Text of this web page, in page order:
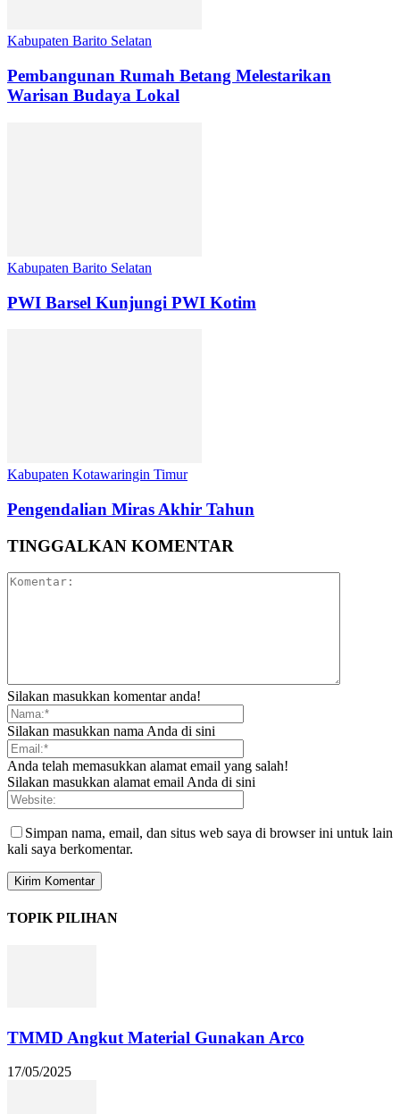
Kabupaten Barito Selatan
Pembangunan Rumah Betang Melestarikan
Warisan Budaya Lokal
Kabupaten Barito Selatan
PWI Barsel Kunjungi PWI Kotim
Kabupaten Kotawaringin Timur
Pengendalian Miras Akhir Tahun
TINGGALKAN KOMENTAR
Silakan masukkan komentar anda!
Silakan masukkan nama Anda di sini
Anda telah memasukkan alamat email yang salah!
Silakan masukkan alamat email Anda di sini
Simpan nama, email, dan situs web saya di browser ini untuk lain
kali saya berkomentar.
TOPIK PILIHAN
TMMD Angkut Material Gunakan Arco
17/05/2025